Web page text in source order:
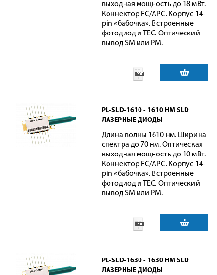
выходная мощность до 18 мВт.
Коннектор FC/APC. Корпус 14-
pin «бабочка». Встроенные
фотодиод и TEC. Оптический
вывод SM или PM.
PL-SLD-1610 - 1610 НМ SLD
ЛАЗЕРНЫЕ ДИОДЫ
Длина волны 1610 нм. Ширина
спектра до 70 нм. Оптическая
выходная мощность до 10 мВт.
Коннектор FC/APC. Корпус 14-
pin «бабочка». Встроенные
фотодиод и TEC. Оптический
вывод SM или PM.
PL-SLD-1630 - 1630 НМ SLD
ЛАЗЕРНЫЕ ДИОДЫ